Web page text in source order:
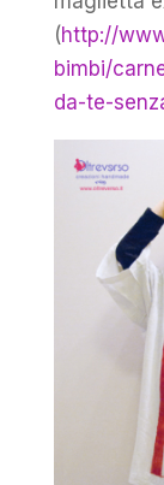
(http://
bimbi/
da-te-